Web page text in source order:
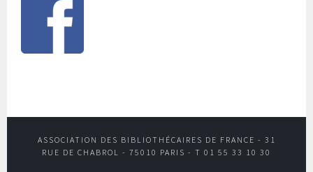
ASSOCIATION DES BIBLIOTHÉCAIRES DE FRANCE - 31
RUE DE CHABROL - 75010 PARIS - T 01 55 33 10 30